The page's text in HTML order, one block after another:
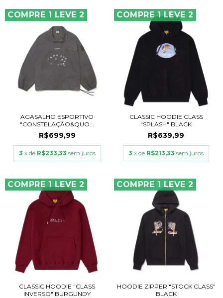
COMPRE 1 LEVE 2
AGASALHO ESPORTIVO
"CONSTELAÇÃO&QUO...
R$699,99
3 x de R$233,33 sem juros
COMPRE 1 LEVE 2
CLASSIC HOODIE CLASS
"SPLASH" BLACK
R$639,99
3 x de R$213,33 sem juros
COMPRE 1 LEVE 2
CLASSIC HOODIE "CLASS
INVERSO" BURGUNDY
COMPRE 1 LEVE 2
HOODIE ZIPPER "STOCK CLASS"
BLACK